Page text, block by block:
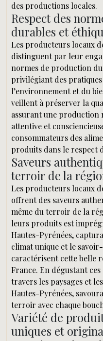
des productions locales.
Respect des
durables et
Les producteurs locaux
distinguent par leur
normes de production
privilégiant des pratiques
l’environnement et du
veillent à préserver la
assurant une production
attentive et
consommateurs des
produits dans le respect
Saveurs
terroir de la
Les producteurs locaux
offrent des saveurs
même du terroir de la
leurs produits est
Hautes-Pyrénées,
climat unique et le
caractérisent cette belle
France. En dégustant
travers les paysages et
Hautes-Pyrénées,
terroir avec chaque
Variété de
uniques et